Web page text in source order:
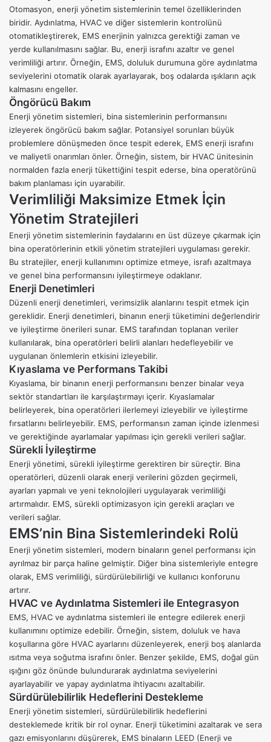
Otomasyon, enerji yönetim sistemlerinin temel özelliklerinden
biridir. Aydınlatma, HVAC ve diğer sistemlerin kontrolünü
otomatikleştirerek, EMS enerjinin yalnızca gerektiği zaman ve
yerde kullanılmasını sağlar. Bu, enerji israfını azaltır ve genel
verimliliği artırır. Örneğin, EMS, doluluk durumuna göre aydınlatma
seviyelerini otomatik olarak ayarlayarak, boş odalarda ışıkların açık
kalmasını engeller.
Öngörücü Bakım
Enerji yönetim sistemleri, bina sistemlerinin performansını
izleyerek öngörücü bakım sağlar. Potansiyel sorunları büyük
problemlere dönüşmeden önce tespit ederek, EMS enerji israfını
ve maliyetli onarımları önler. Örneğin, sistem, bir HVAC ünitesinin
normalden fazla enerji tükettiğini tespit ederse, bina operatörünü
bakım planlaması için uyarabilir.
Verimliliği Maksimize Etmek İçin
Yönetim Stratejileri
Enerji yönetim sistemlerinin faydalarını en üst düzeye çıkarmak için
bina operatörlerinin etkili yönetim stratejileri uygulaması gerekir.
Bu stratejiler, enerji kullanımını optimize etmeye, israfı azaltmaya
ve genel bina performansını iyileştirmeye odaklanır.
Enerji Denetimleri
Düzenli enerji denetimleri, verimsizlik alanlarını tespit etmek için
gereklidir. Enerji denetimleri, binanın enerji tüketimini değerlendirir
ve iyileştirme önerileri sunar. EMS tarafından toplanan veriler
kullanılarak, bina operatörleri belirli alanları hedefleyebilir ve
uygulanan önlemlerin etkisini izleyebilir.
Kıyaslama ve Performans Takibi
Kıyaslama, bir binanın enerji performansını benzer binalar veya
sektör standartları ile karşılaştırmayı içerir. Kıyaslamalar
belirleyerek, bina operatörleri ilerlemeyi izleyebilir ve iyileştirme
fırsatlarını belirleyebilir. EMS, performansın zaman içinde izlenmesi
ve gerektiğinde ayarlamalar yapılması için gerekli verileri sağlar.
Sürekli İyileştirme
Enerji yönetimi, sürekli iyileştirme gerektiren bir süreçtir. Bina
operatörleri, düzenli olarak enerji verilerini gözden geçirmeli,
ayarları yapmalı ve yeni teknolojileri uygulayarak verimliliği
artırmalıdır. EMS, sürekli optimizasyon için gerekli araçları ve
verileri sağlar.
EMS’nin Bina Sistemlerindeki Rolü
Enerji yönetim sistemleri, modern binaların genel performansı için
ayrılmaz bir parça haline gelmiştir. Diğer bina sistemleriyle entegre
olarak, EMS verimliliği, sürdürülebilirliği ve kullanıcı konforunu
artırır.
HVAC ve Aydınlatma Sistemleri ile Entegrasyon
EMS, HVAC ve aydınlatma sistemleri ile entegre edilerek enerji
kullanımını optimize edebilir. Örneğin, sistem, doluluk ve hava
koşullarına göre HVAC ayarlarını düzenleyerek, enerji boş alanlarda
ısıtma veya soğutma israfını önler. Benzer şekilde, EMS, doğal gün
ışığını göz önünde bulundurarak aydınlatma seviyelerini
ayarlayabilir ve yapay aydınlatma ihtiyacını azaltabilir.
Sürdürülebilirlik Hedeflerini Destekleme
Enerji yönetim sistemleri, sürdürülebilirlik hedeflerini
desteklemede kritik bir rol oynar. Enerji tüketimini azaltarak ve sera
gazı emisyonlarını düşürerek, EMS binaların LEED (Enerji ve